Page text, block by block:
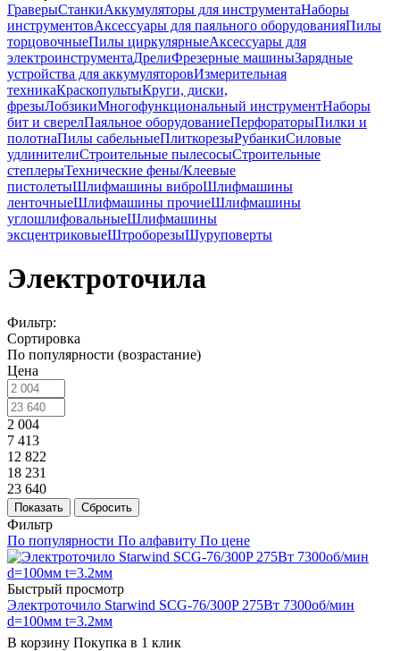
ГраверыСтанкиАккумуляторы для инструментаНаборы
инструментовАксессуары для паяльного оборудованияПилы
торцовочныеПилы циркулярныеАксессуары для
электроинструментаДрелиФрезерные машиныЗарядные
устройства для аккумуляторовИзмерительная
техникаКраскопультыКруги, диски,
фрезыЛобзикиМногофункциональный инструментНаборы
бит и сверелПаяльное оборудованиеПерфораторыПилки и
полотнаПилы сабельныеПлиткорезыРубанкиСиловые
удлинителиСтроительные пылесосыСтроительные
степлерыТехнические фены/Клеевые
пистолетыШлифмашины виброШлифмашины
ленточныеШлифмашины прочиеШлифмашины
углошлифовальныеШлифмашины
эксцентриковыеШтроборезыШуруповерты
Электроточила
Фильтр:
Сортировка
По популярности (возрастание)
Цена
2 004
7 413
12 822
18 231
23 640
Показать Сбросить
Фильтр
По популярности По алфавиту По цене
Быстрый просмотр
Электроточило Starwind SCG-76/300P 275Вт 7300об/мин
d=100мм t=3.2мм
В корзину Покупка в 1 клик